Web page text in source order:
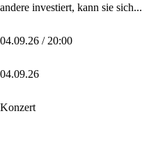
andere investiert, kann sie sich...
04.09.26 / 20:00
04.09.26
Konzert